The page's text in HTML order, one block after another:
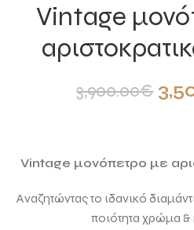
Vintage
3,900.00€
Vintage μονόπετρο με
Αναζητώντας το ιδανικό
ποιότητα χρώμα &